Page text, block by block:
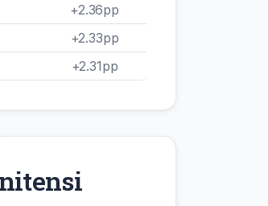
+2.36pp
+2.33pp
+2.31pp